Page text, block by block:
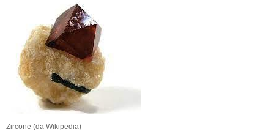
Zircone (da Wikipedia)